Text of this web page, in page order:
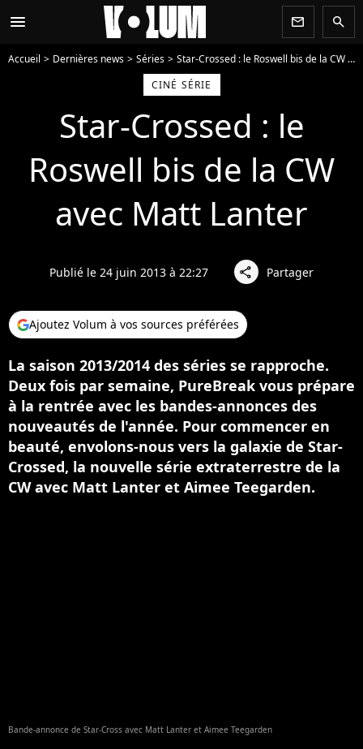
menu newsletter search
Accueil Dernières news Séries
Star-Crossed : le Roswell bis de la CW avec Matt Lanter
CINÉ SÉRIE
Star-Crossed : le
Roswell bis de la CW
avec Matt Lanter
Publié le 24 juin 2013 à 22:27 share Partager
Ajoutez Volum à vos sources préférées
La saison 2013/2014 des séries se rapproche.
Deux fois par semaine, PureBreak vous prépare
à la rentrée avec les bandes-annonces des
nouveautés de l'année. Pour commencer en
beauté, envolons-nous vers la galaxie de Star-
Crossed, la nouvelle série extraterrestre de la
CW avec Matt Lanter et Aimee Teegarden.
Bande-annonce de Star-Cross avec Matt Lanter et Aimee Teegarden